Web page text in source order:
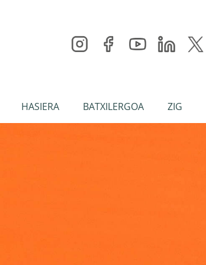
HASIERA BATXILERGOA ZIG